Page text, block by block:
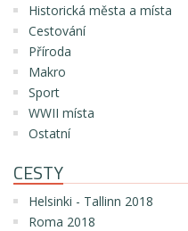
Historická města a místa
Cestování
Příroda
Makro
Sport
WWII místa
Ostatní
CESTY
Helsinki - Tallinn 2018
Roma 2018